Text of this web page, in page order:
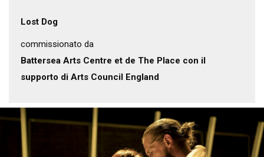
Lost Dog
commissionato da
Battersea Arts Centre et de The Place con il
supporto di Arts Council England